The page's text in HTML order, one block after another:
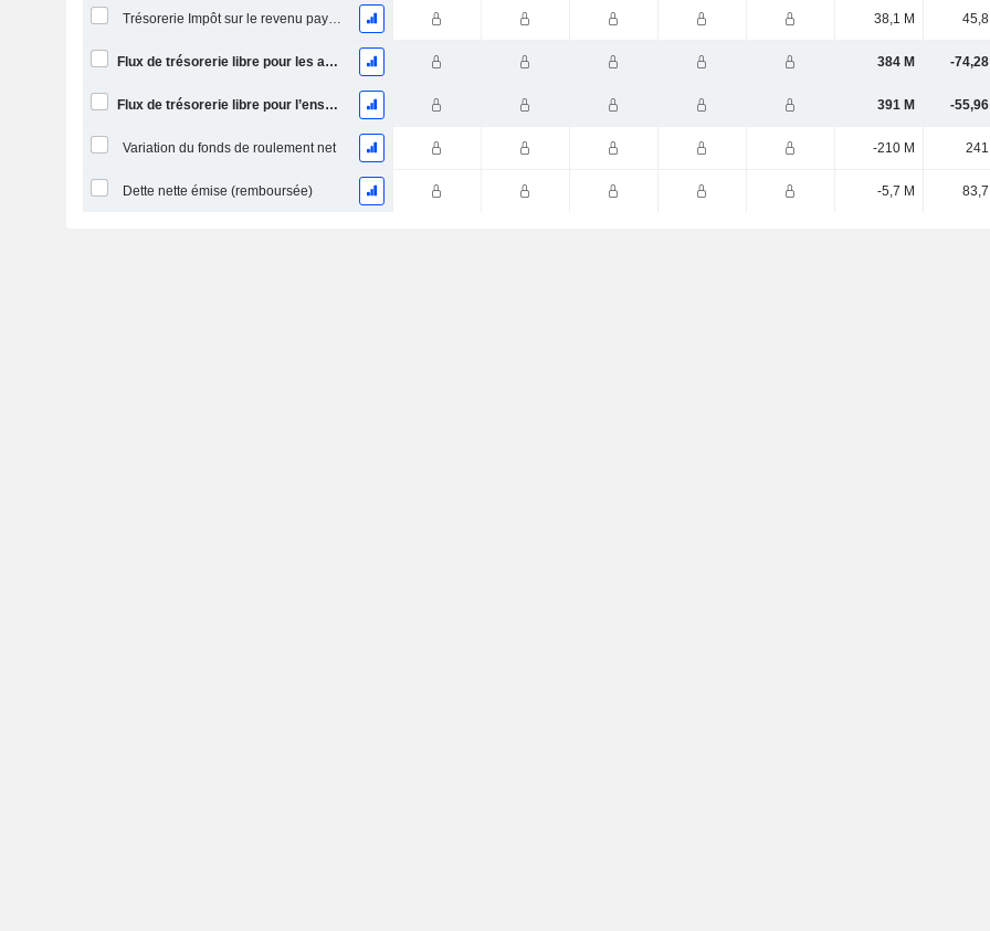
Trésorerie Impôt sur le revenu payé (remboursement)Impôt effectivement payé (remboursé) sur l’exercice 38,1 M 45,8
Flux de trésorerie libre pour les actionnaires FCFE 384 M -74,28
Flux de trésorerie libre pour l’ensemble des pourvoyeurs de fonds (créanciers et actionnaires) FCFF 391 M -55,96
Variation du fonds de roulement net -210 M 241
Dette nette émise (remboursée) -5,7 M 83,7